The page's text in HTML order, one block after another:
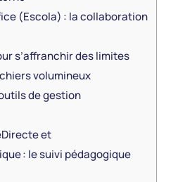
(Escola) : la collaboration
s’affranchir des limites
volumineux
de gestion
et
: le suivi pédagogique